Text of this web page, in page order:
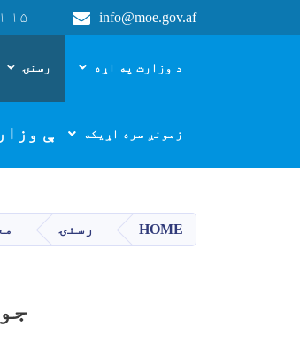
info@moe.gov.af
د پوهنې
د وزارت په اړه رسنۍ
زمونږ سره اړیکه
HOME رسنۍ